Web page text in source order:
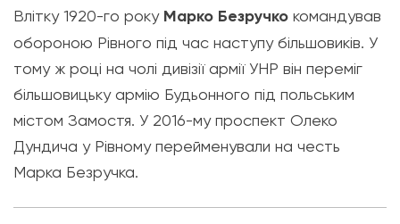
Влітку 1920-го року Марко Безручко командував
обороною Рівного під час наступу більшовиків. У
тому ж році на чолі дивізії армії УНР він переміг
більшовицьку армію Будьонного під польським
містом Замостя. У 2016-му проспект Олеко
Дундича у Рівному перейменували на честь
Марка Безручка.